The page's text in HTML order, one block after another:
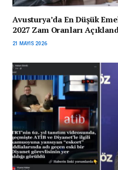
Avusturya’da En Düşük
2027 Zam Oranları
21 MAYIS 2026